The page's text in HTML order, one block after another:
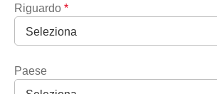
Riguardo *
Paese